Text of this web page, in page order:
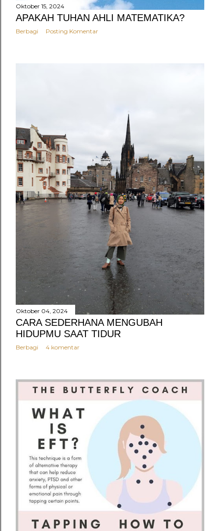
Oktober 15, 2024
APAKAH TUHAN AHLI MATEMATIKA?
Berbagi Posting Komentar
Oktober 04, 2024
CARA SEDERHANA MENGUBAH
HIDUPMU SAAT TIDUR
Berbagi 4 komentar